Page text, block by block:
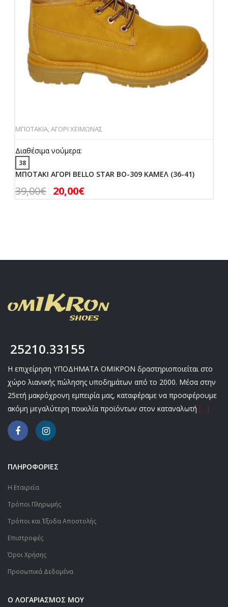
ΜΠΟΤΑΚΙΑ,ΑΓΟΡΙ ΧΕΙΜΩΝΑΣ
Διαθέσιμα νούμερα:
38
ΜΠΟΤΑΚΙ ΑΓΟΡΙ BELLO STAR BO-309 ΚΑΜΕΛ (36-41)
39,00€ 20,00€
25210.33155
Η επιχείρηση ΥΠΟΔΗΜΑΤΑ ΟΜΙΚΡΟΝ δραστηριοποιείται στο
χώρο λιανικής πώλησης υποδημάτων από το 2000. Μέσα στην
25ετή μακρόχρονη εμπειρία μας, καταφέραμε να προσφέρουμε
ακόμη μεγαλύτερη ποικιλία προϊόντων στον καταναλωτή […]
ΠΛΗΡΟΦΟΡΙΕΣ
Η Εταιρεία
Τρόποι Πληρωμής
Τρόποι και Έξοδα Αποστολής
Επιστροφές
Όροι Χρήσης
Προσωπικά Δεδομένα
Ο ΛΟΓΑΡΙΑΣΜΟΣ ΜΟΥ